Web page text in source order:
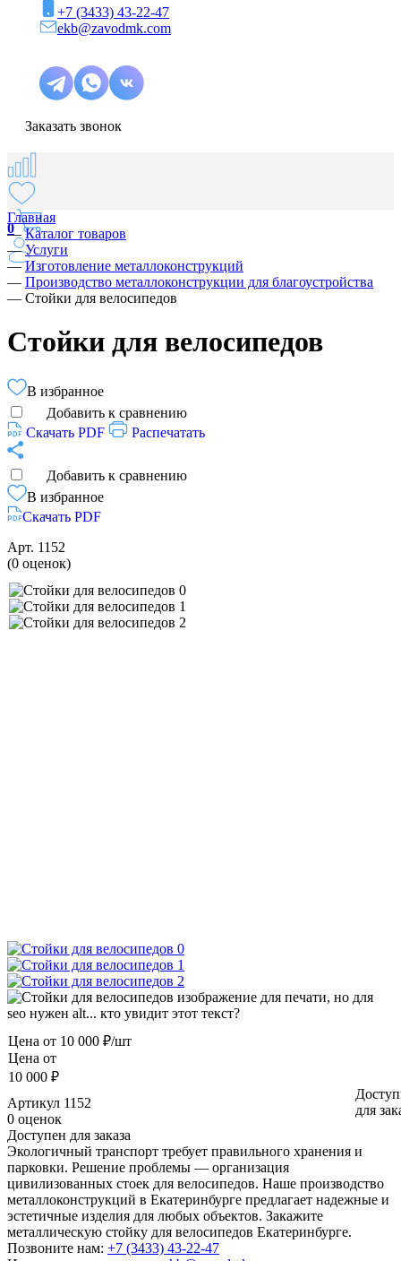
+7 (3433) 43-22-47
ekb@zavodmk.com
Заказать звонок
0
Главная
—Каталог товаров
—Услуги
—Изготовление металлоконструкций
— Производство металлоконструкции для благоустройства
— Стойки для велосипедов
Стойки для велосипедов
В избранное
Добавить к сравнению
Скачать PDF
Распечатать
Добавить к сравнению
В избранное
Скачать PDF
Арт. 1152
(0 оценок)
Цена от 10 000 ₽/шт
Цена от
10 000 ₽
для
Артикул 1152
0 оценок
Доступен для заказа
Экологичный транспорт требует правильного хранения и
парковки. Решение проблемы — организация
цивилизованных стоек для велосипедов. Наше производство
металлоконструкций в Екатеринбурге предлагает надежные и
эстетичные изделия для любых объектов. Закажите
металлическую стойку для велосипедов Екатеринбурге.
Позвоните нам: +7 (3433) 43-22-47